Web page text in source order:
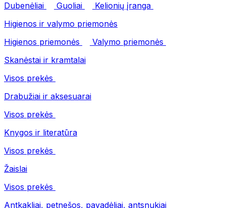
Dubenėliai
Guoliai
Kelionių įranga
Higienos ir valymo priemonės
Higienos priemonės
Valymo priemonės
Skanėstai ir kramtalai
Visos prekės
Drabužiai ir aksesuarai
Visos prekės
Knygos ir literatūra
Visos prekės
Žaislai
Visos prekės
Antkakliai, petnešos, pavadėliai, antsnukiai